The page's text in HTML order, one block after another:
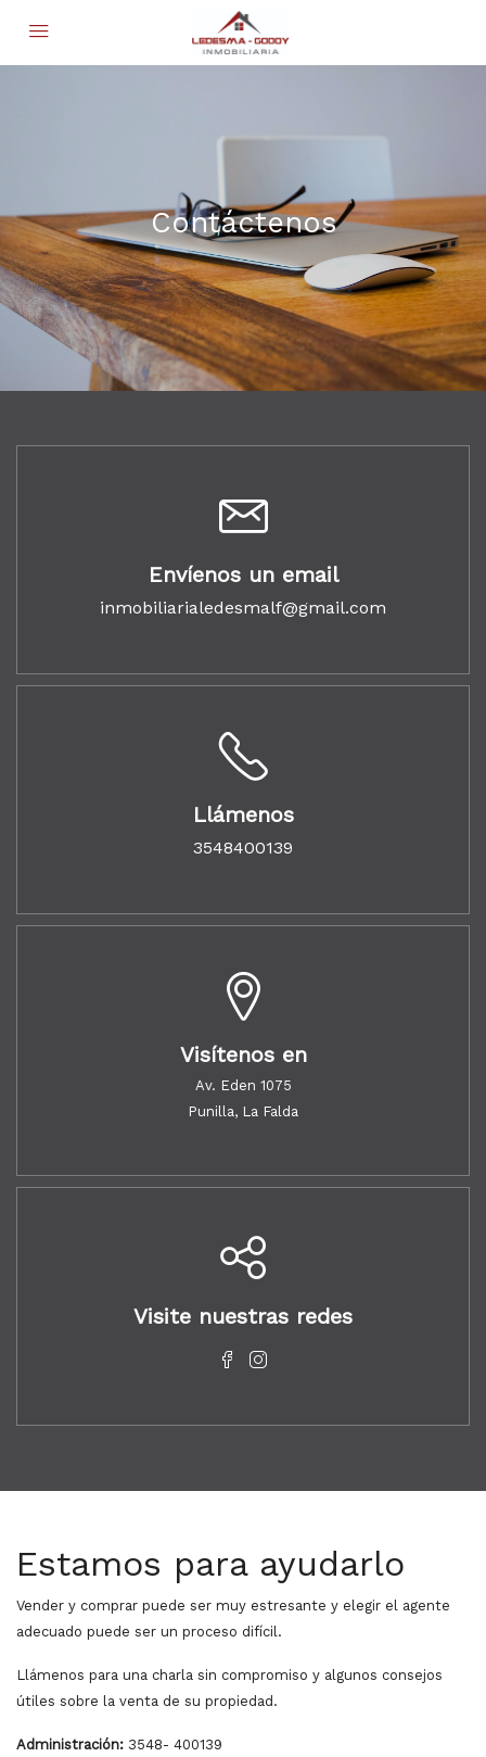
Contáctenos
Envíenos un email
inmobiliarialedesmalf@gmail.com
Llámenos
3548400139
Visítenos en
Av. Eden 1075
Punilla, La Falda
Visite nuestras redes
Estamos para ayudarlo
Vender y comprar puede ser muy estresante y elegir el agente
adecuado puede ser un proceso difícil.
Llámenos para una charla sin compromiso y algunos consejos
útiles sobre la venta de su propiedad.
Administración: 3548- 400139